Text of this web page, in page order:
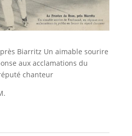
Biarritz Un aimable sourire
aux acclamations du
chanteur